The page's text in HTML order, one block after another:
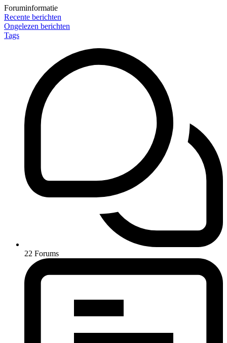
Foruminformatie
Recente berichten
Ongelezen berichten
Tags
22 Forums